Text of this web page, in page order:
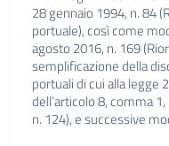
28 gennaio 1994, n. 84
portuale), così come
agosto 2016, n. 169
semplificazione della
portuali di cui alla legge
dell’articolo 8, comma
n. 124), e successive